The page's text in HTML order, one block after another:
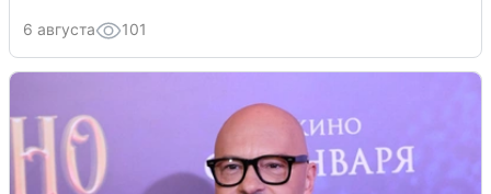
6 августа 101